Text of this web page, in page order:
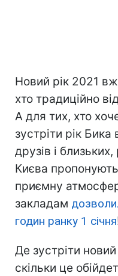
Новий рік 2021
хто традиційно
А для тих, хто
зустріти рік Бика
друзів і
Києва
приємну
закладам
годин ранку 1 січня
Де зустріти
скільки це